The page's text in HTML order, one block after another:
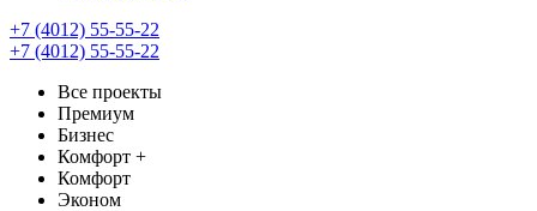
+7 (4012) 55-55-22
+7 (4012) 55-55-22
Все проекты
Премиум
Бизнес
Комфорт +
Комфорт
Эконом